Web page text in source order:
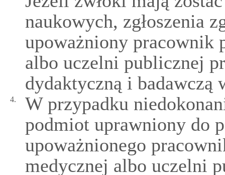
naukowych, zgłoszenia
upoważniony pracownik
albo uczelni publicznej
dydaktyczną i badawczą
4.
W przypadku
podmiot uprawniony do
upoważnionego
medycznej albo uczelni